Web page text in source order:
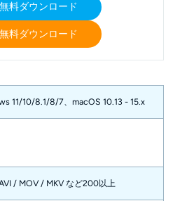
無料ダウンロード
無料ダウンロード
11/10/8.1/8/7、macOS 10.13 - 15.x
/ MOV / MKV など200以上